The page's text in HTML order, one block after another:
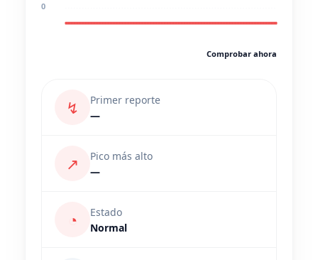
0
Comprobar ahora
↯
Primer reporte
—
↗
Pico más alto
—
◔
Estado
Normal